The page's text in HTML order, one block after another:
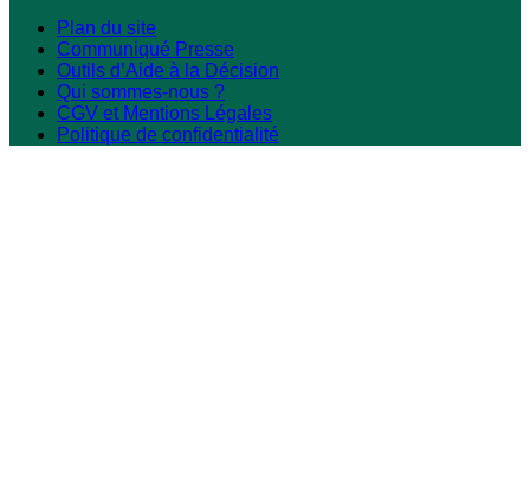
Plan du site
Communiqué Presse
Outils d’Aide à la Décision
Qui sommes-nous ?
CGV et Mentions Légales
Politique de confidentialité